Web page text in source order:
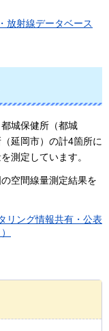
放射線データベース
城保健所（都城
延岡市）の計4箇所に
測定しています。
空間線量測定結果を
リング情報共有・公表